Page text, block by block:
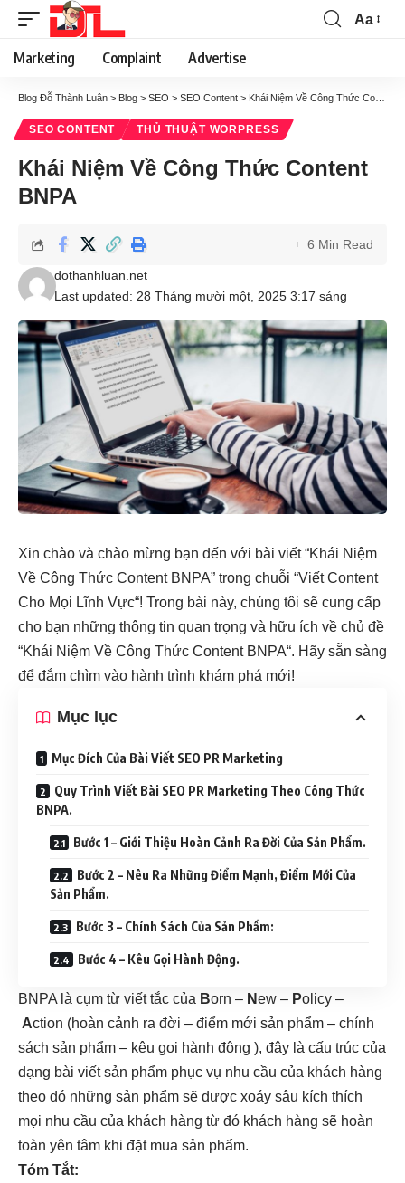
Aa
Marketing Complaint Advertise
Blog Đỗ Thành Luân > Blog > SEO > SEO Content > Khái Niệm Về Công Thức Content BNPA
SEO CONTENT THỦ THUẬT WORPRESS
Khái Niệm Về Công Thức Content
BNPA
Last updated: 28 Tháng mười một, 2025 3:17 sáng
dothanhluan.net
6 Min Read
Xin chào và chào mừng bạn đến với bài viết “Khái Niệm
Về Công Thức Content BNPA” trong chuỗi “Viết Content
Cho Mọi Lĩnh Vực“! Trong bài này, chúng tôi sẽ cung cấp
cho bạn những thông tin quan trọng và hữu ích về chủ đề
“Khái Niệm Về Công Thức Content BNPA“. Hãy sẵn sàng
để đắm chìm vào hành trình khám phá mới!
Mục lục
Mục Đích Của Bài Viết SEO PR Marketing
Quy Trình Viết Bài SEO PR Marketing Theo Công Thức
BNPA.
Bước 1 – Giới Thiệu Hoàn Cảnh Ra Đời Của Sản Phẩm.
Bước 2 – Nêu Ra Những Điểm Mạnh, Điểm Mới Của
Sản Phẩm.
Bước 3 – Chính Sách Của Sản Phẩm:
Bước 4 – Kêu Gọi Hành Động.
BNPA là cụm từ viết tắc của Born – New – Policy –
Action (hoàn cảnh ra đời – điểm mới sản phẩm – chính
sách sản phẩm – kêu gọi hành động ), đây là cấu trúc của
dạng bài viết sản phẩm phục vụ nhu cầu của khách hàng
theo đó những sản phẩm sẽ được xoáy sâu kích thích
mọi nhu cầu của khách hàng từ đó khách hàng sẽ hoàn
toàn yên tâm khi đặt mua sản phẩm.
Tóm Tắt: